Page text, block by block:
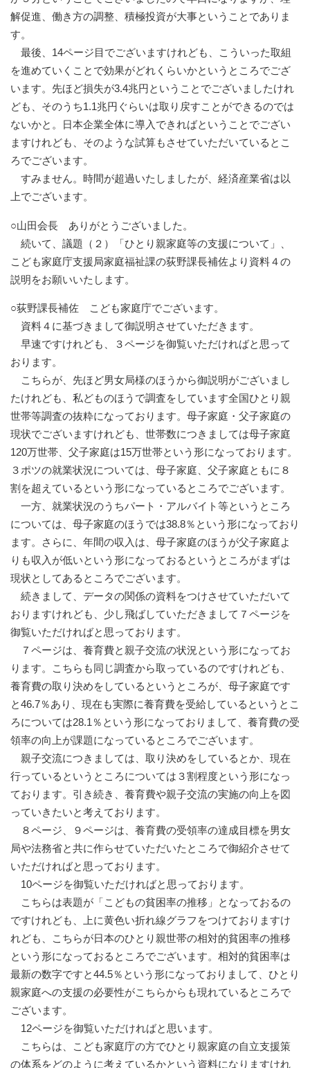
解促進、働き方の調整、積極投資が大事ということでありま
す。
最後、14ページ目でございますけれども、こういった取組
を進めていくことで効果がどれくらいかというところでござ
います。先ほど損失が3.4兆円ということでございましたけれ
ども、そのうち1.1兆円ぐらいは取り戻すことができるのでは
ないかと。日本企業全体に導入できればということでござい
ますけれども、そのような試算もさせていただいているとこ
ろでございます。
すみません。時間が超過いたしましたが、経済産業省は以
上でございます。
○山田会長 ありがとうございました。
続いて、議題（２）「ひとり親家庭等の支援について」、
こども家庭庁支援局家庭福祉課の荻野課長補佐より資料４の
説明をお願いいたします。
○荻野課長補佐 こども家庭庁でございます。
資料４に基づきまして御説明させていただきます。
早速ですけれども、３ページを御覧いただければと思って
おります。
こちらが、先ほど男女局様のほうから御説明がございまし
たけれども、私どものほうで調査をしています全国ひとり親
世帯等調査の抜粋になっております。母子家庭・父子家庭の
現状でございますけれども、世帯数につきましては母子家庭
120万世帯、父子家庭は15万世帯という形になっております。
３ポツの就業状況については、母子家庭、父子家庭ともに８
割を超えているという形になっているところでございます。
一方、就業状況のうちパート・アルバイト等というところ
については、母子家庭のほうでは38.8％という形になっており
ます。さらに、年間の収入は、母子家庭のほうが父子家庭よ
りも収入が低いという形になっておるというところがまずは
現状としてあるところでございます。
続きまして、データの関係の資料をつけさせていただいて
おりますけれども、少し飛ばしていただきまして７ページを
御覧いただければと思っております。
７ページは、養育費と親子交流の状況という形になってお
ります。こちらも同じ調査から取っているのですけれども、
養育費の取り決めをしているというところが、母子家庭です
と46.7％あり、現在も実際に養育費を受給しているというとこ
ろについては28.1％という形になっておりまして、養育費の受
領率の向上が課題になっているところでございます。
親子交流につきましては、取り決めをしているとか、現在
行っているというところについては３割程度という形になっ
ております。引き続き、養育費や親子交流の実施の向上を図
っていきたいと考えております。
８ページ、９ページは、養育費の受領率の達成目標を男女
局や法務省と共に作らせていただいたところで御紹介させて
いただければと思っております。
10ページを御覧いただければと思っております。
こちらは表題が「こどもの貧困率の推移」となっておるの
ですけれども、上に黄色い折れ線グラフをつけておりますけ
れども、こちらが日本のひとり親世帯の相対的貧困率の推移
という形になっておるところでございます。相対的貧困率は
最新の数字ですと44.5％という形になっておりまして、ひとり
親家庭への支援の必要性がこちらからも現れているところで
ございます。
12ページを御覧いただければと思います。
こちらは、こども家庭庁の方でひとり親家庭の自立支援策
の体系をどのように考えているかという資料になりますけれ